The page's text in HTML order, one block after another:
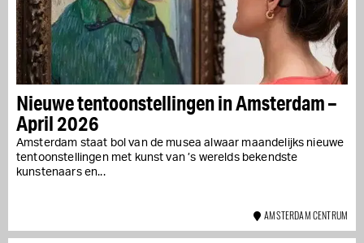
Nieuwe tentoonstellingen in Amsterdam –
April 2026
Amsterdam staat bol van de musea alwaar maandelijks nieuwe
tentoonstellingen met kunst van ’s werelds bekendste
kunstenaars en...
AMSTERDAM CENTRUM